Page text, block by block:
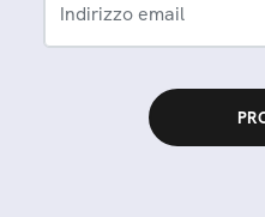
Indirizzo email